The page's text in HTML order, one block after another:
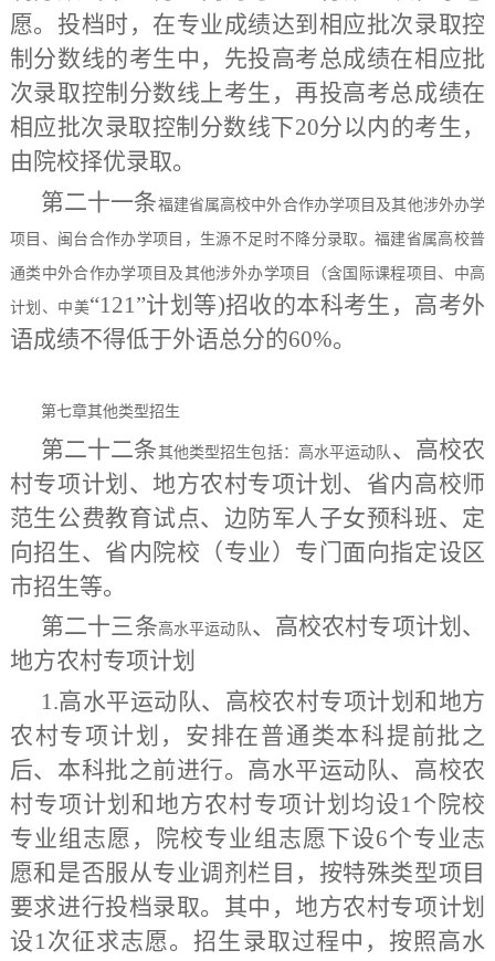
愿。投档时，在专业成绩达到相应批次录取控
制分数线的考生中，先投高考总成绩在相应批
次录取控制分数线上考生，再投高考总成绩在
相应批次录取控制分数线下20分以内的考生，
由院校择优录取。
第二十一条福建省属高校中外合作办学项目及其他涉外办学
项目、闽台合作办学项目，生源不足时不降分录取。福建省属高校普
通类中外合作办学项目及其他涉外办学项目（含国际课程项目、中高
计划、中美“121”计划等)招收的本科考生，高考外
语成绩不得低于外语总分的60%。
第七章其他类型招生
第二十二条其他类型招生包括：高水平运动队 、 高校农
村专项计划、地方农村专项计划、省内高校师
范生公费教育试点、边防军人子女预科班、定
向招生、省内院校（专业）专门面向指定设区
市招生等。
第二十三条高水平运动队、 高校农村专项计划、
地方农村专项计划
1.高水平运动队、高校农村专项计划和地方
农村专项计划，安排在普通类本科提前批之
后、本科批之前进行。高水平运动队、高校农
村专项计划和地方农村专项计划均设1个院校
专业组志愿，院校专业组志愿下设6个专业志
愿和是否服从专业调剂栏目，按特殊类型项目
要求进行投档录取。其中，地方农村专项计划
设1次征求志愿。招生录取过程中，按照高水